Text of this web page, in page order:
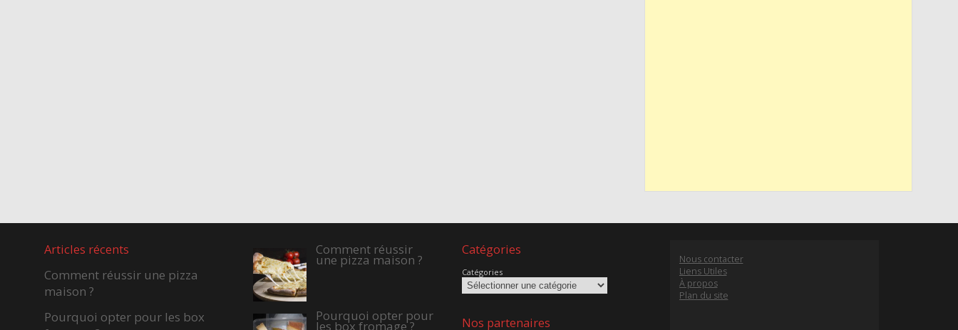
Articles récents
Comment réussir une pizza
maison ?
Pourquoi opter pour les box
Comment réussir
une pizza maison ?
Pourquoi opter pour
les box fromage ?
Catégories
Catégories
Nos partenaires
Nous contacter
Liens Utiles
À propos
Plan du site